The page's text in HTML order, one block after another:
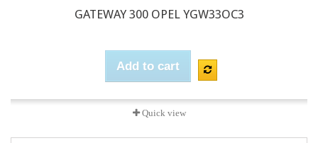
GATEWAY 300 OPEL YGW33OC3
Add to cart
Quick view